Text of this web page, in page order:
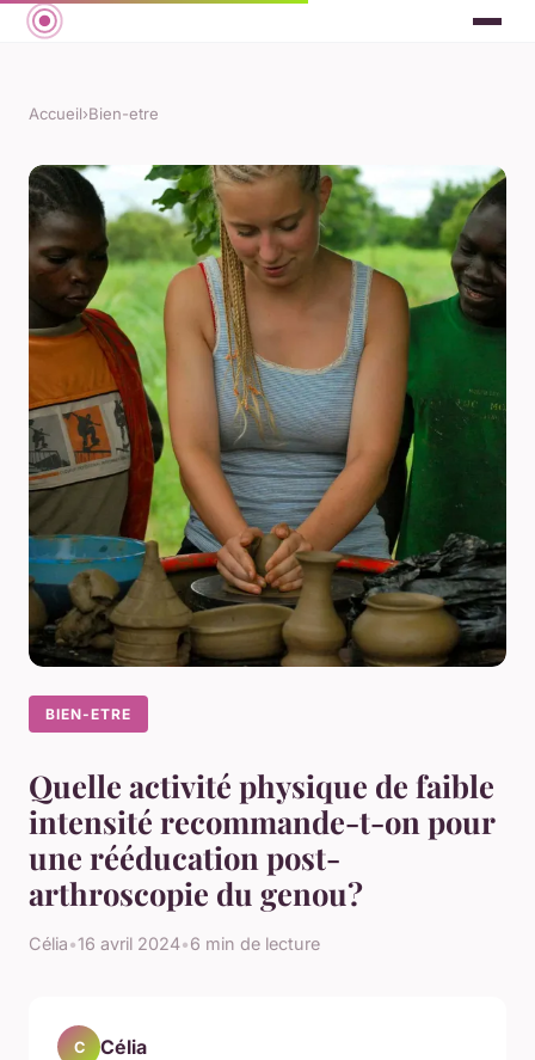
Accueil›Bien-etre
BIEN-ETRE
Quelle activité physique de faible
intensité recommande-t-on pour
une rééducation post-
arthroscopie du genou?
Célia•16 avril 2024•6 min de lecture
C Célia